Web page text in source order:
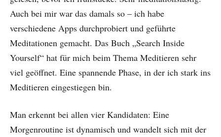
Auch bei mir war das damals so – ich habe
verschiedene Apps durchprobiert und geführte
Meditationen gemacht. Das Buch „Search Inside
Yourself“ hat für mich beim Thema Meditieren sehr
viel geöffnet. Eine spannende Phase, in der ich stark ins
Meditieren eingestiegen bin.
Man erkennt bei allen vier Kandidaten: Eine
Morgenroutine ist dynamisch und wandelt sich mit der